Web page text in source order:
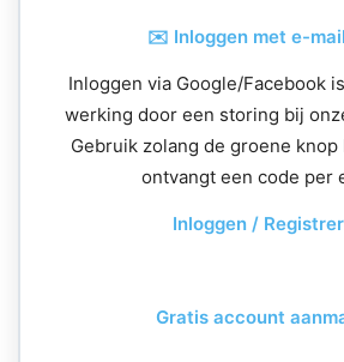
✉️ Inloggen met e-
Inloggen via Google/Facebook
werking door een storing bij
Gebruik zolang de groene
ontvangt een code per
Inloggen /
Gratis account